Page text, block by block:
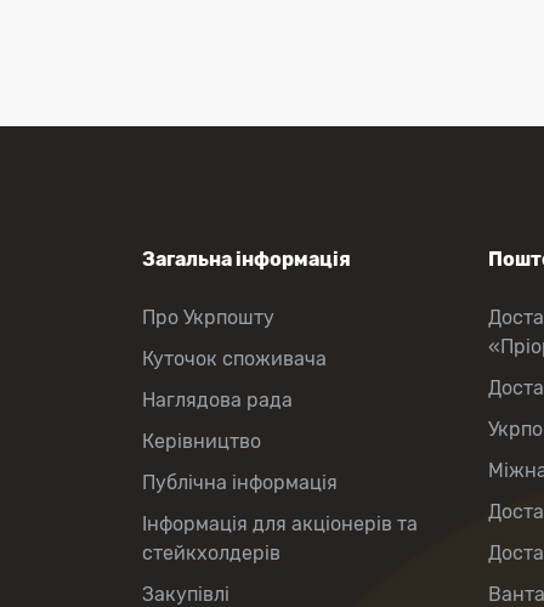
Загальна інформація
Про Укрпошту
Куточок споживача
Наглядова рада
Керівництво
Публічна інформація
Інформація для акціонерів та
стейкхолдерів
Закупівлі